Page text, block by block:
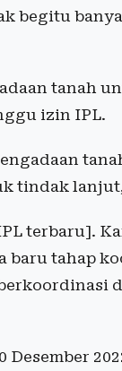
begitu
tanah
izin IPL.
tindak
terbaru].
baru tahap
Desember